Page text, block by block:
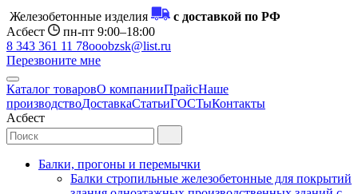
Железобетонные изделия
с доставкой по РФ
Асбест
пн-пт 9:00–18:00
8 343 361 11 78ooobzsk@list.ru
Перезвоните мне
Каталог товаровО компанииПрайсНаше
производствоДоставкаСтатьиГОСТыКонтакты
Асбест
Балки, прогоны и перемычки
Балки стропильные железобетонные для покрытий